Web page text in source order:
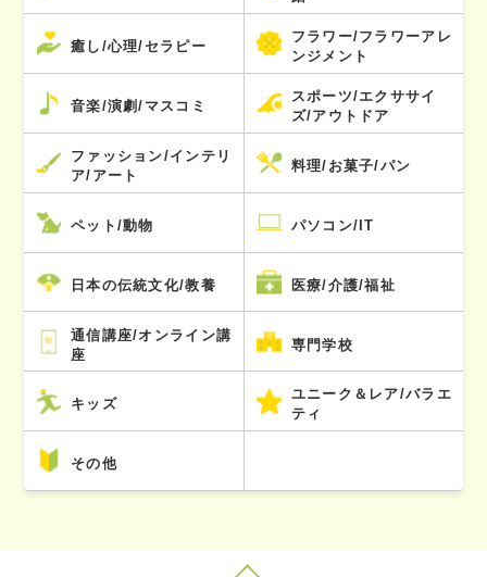
癒し/心理/セラピー
フラワー/フラワーアレ
ンジメント
音楽/演劇/マスコミ
スポーツ/エクササイ
ズ/アウトドア
ファッション/インテリ
ア/アート
料理/お菓子/パン
ペット/動物 パソコン/IT
日本の伝統文化/教養 医療/介護/福祉
通信講座/オンライン講
座
専門学校
キッズ
ユニーク＆レア/バラエ
ティ
その他